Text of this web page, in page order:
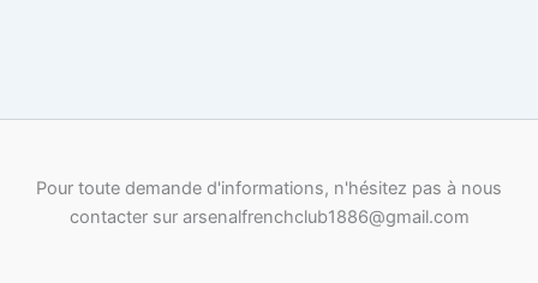
Pour toute demande d'informations, n'hésitez pas à nous
contacter sur arsenalfrenchclub1886@gmail.com